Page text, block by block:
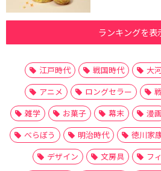
ランキングを表
江戸時代 戦国時代 大
アニメ
ロングセラー
雑学
お菓子 幕末 漫
べらぼう
明治時代 徳川家
デザイン
文房具 フ